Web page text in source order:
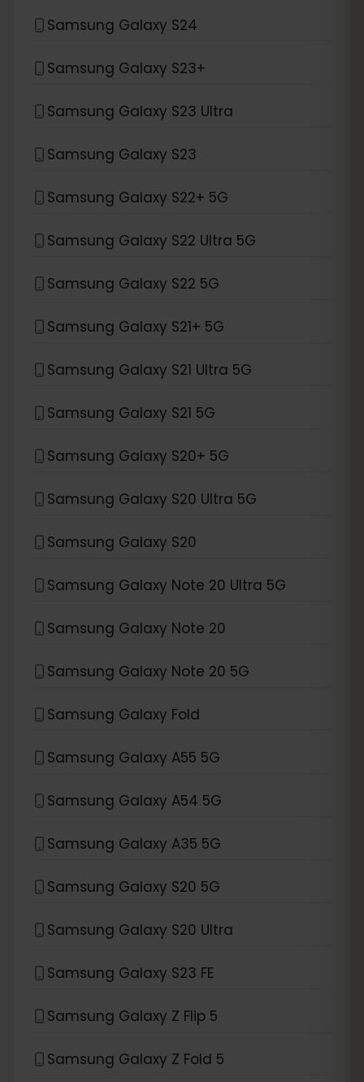
Samsung Galaxy S24
Samsung Galaxy S23+
Samsung Galaxy S23 Ultra
Samsung Galaxy S23
Samsung Galaxy S22+ 5G
Samsung Galaxy S22 Ultra 5G
Samsung Galaxy S22 5G
Samsung Galaxy S21+ 5G
Samsung Galaxy S21 Ultra 5G
Samsung Galaxy S21 5G
Samsung Galaxy S20+ 5G
Samsung Galaxy S20 Ultra 5G
Samsung Galaxy S20
Samsung Galaxy Note 20 Ultra 5G
Samsung Galaxy Note 20
Samsung Galaxy Note 20 5G
Samsung Galaxy Fold
Samsung Galaxy A55 5G
Samsung Galaxy A54 5G
Samsung Galaxy A35 5G
Samsung Galaxy S20 5G
Samsung Galaxy S20 Ultra
Samsung Galaxy S23 FE
Samsung Galaxy Z Flip 5
Samsung Galaxy Z Fold 5